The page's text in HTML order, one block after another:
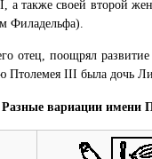
а также своей второй
Филадельфа).
отец, поощрял
Птолемея III была дочь
Разные вариации имени